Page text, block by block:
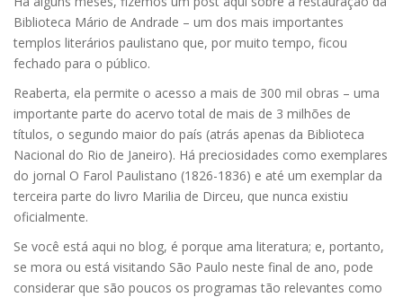
Biblioteca Mário de Andrade – um dos mais importantes
templos literários paulistano que, por muito tempo, ficou
fechado para o público.
Reaberta, ela permite o acesso a mais de 300 mil obras – uma
importante parte do acervo total de mais de 3 milhões de
títulos, o segundo maior do país (atrás apenas da Biblioteca
Nacional do Rio de Janeiro). Há preciosidades como exemplares
do jornal O Farol Paulistano (1826-1836) e até um exemplar da
terceira parte do livro Marilia de Dirceu, que nunca existiu
oficialmente.
Se você está aqui no blog, é porque ama literatura; e, portanto,
se mora ou está visitando São Paulo neste final de ano, pode
considerar que são poucos os programas tão relevantes como